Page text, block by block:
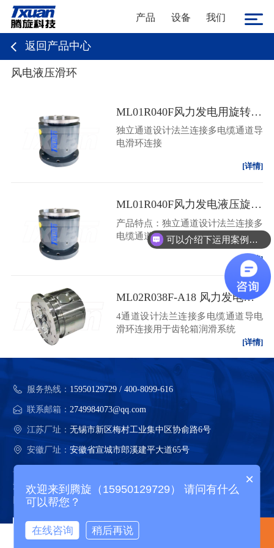
产品 设备 我们
返回产品中心
风电液压滑环
ML01R040F风力发电用旋转接头|风电滑环
独立通道设计法兰连接多电缆通道导
电滑环连接
[详情]
ML01R040F风力发电液压旋转接头,风电滑环可定制
产品特点：独立通道设计法兰连接多
电缆通道导电滑环连接
[详情]
ML02R038F-A18 风力发电液压旋转接头
4通道设计法兰连接多电缆通道导电
滑环连接用于齿轮箱润滑系统
[详情]
服务热线： 15950129729 / 400-8099-616
联系邮箱： 2749984073@qq.com
江苏厂址：无锡市新区梅村工业集中区协俞路6号
安徽厂址：安徽省宣城市郎溪建平大道65号
江苏腾旋科技股份有限公司 版权所有
网站地图
产品中心 精选案例
可以介绍下运用案例么？
×
欢迎来到腾旋（15950129729） 请问有什么
可以帮您？
在线咨询 稍后再说